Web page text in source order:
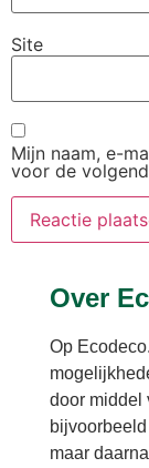
Site
Mijn naam, e-
voor de
Over
Op
door middel
maar